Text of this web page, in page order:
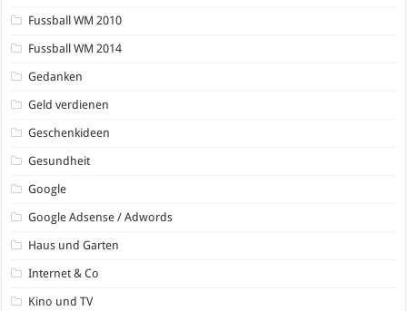
Fussball WM 2010
Fussball WM 2014
Gedanken
Geld verdienen
Geschenkideen
Gesundheit
Google
Google Adsense / Adwords
Haus und Garten
Internet & Co
Kino und TV